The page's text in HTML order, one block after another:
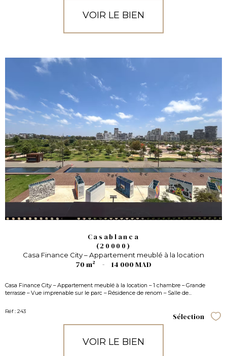
VOIR LE BIEN
Casablanca
(20000)
Casa Finance City – Appartement meublé à la location
70 m² - 14 000 MAD
Casa Finance City – Appartement meublé à la location – 1 chambre – Grande
terrasse – Vue imprenable sur le parc – Résidence de renom – Salle de...
Réf : 243
Sélection
VOIR LE BIEN